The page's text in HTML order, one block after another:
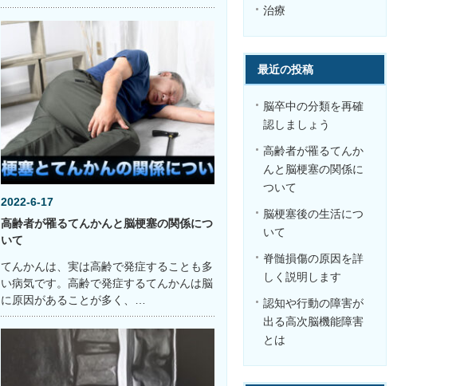
2022-6-17
高齢者が罹るてんかんと脳梗塞の関係につ
いて
てんかんは、実は高齢で発症することも多
い病気です。高齢で発症するてんかんは脳
に原因があることが多く、…
治療
最近の投稿
脳卒中の分類を再確
認しましょう
高齢者が罹るてんか
んと脳梗塞の関係に
ついて
脳梗塞後の生活につ
いて
脊髄損傷の原因を詳
しく説明します
認知や行動の障害が
出る高次脳機能障害
とは